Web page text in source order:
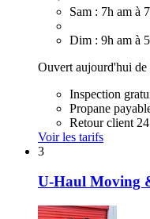
Sam : 7h am à
Dim : 9h am à
Ouvert aujourd'hui de
Inspection
Propane
Retour client
Voir les tarifs
3
U-Haul Moving